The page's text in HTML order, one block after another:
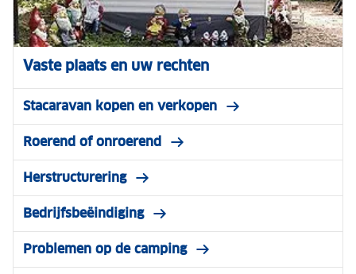
Vaste plaats en uw rechten
Stacaravan kopen en verkopen
Roerend of onroerend
Herstructurering
Bedrijfsbeëindiging
Problemen op de camping